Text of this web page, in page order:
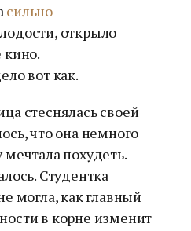
сильно
открыло
кино.
вот как.
стеснялась своей
что она немного
похудеть.
Студентка
могла, как главный
в корне изменит